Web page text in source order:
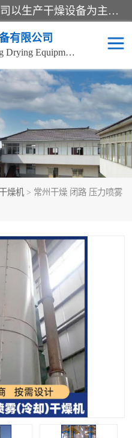
常州市圣祥干燥设备有限公司以生产干燥设备为主导产品，提供：干燥设备、干燥机、混合机、气流干燥机、烘箱、热风循环烘箱、沸腾干燥机、烘干机、喷雾干燥机等产品的生产、制造与销售服务。
有限公司
Changzhou Shengxiang Drying Equipment Co. , Ltd.
燥机 > 常州干燥 闭路 压力喷雾
双锥真空干燥机
滚筒刮板干燥机
闪蒸干燥机
高速混合机
带式干燥机
沸腾干燥机
真空耙式干燥机
喷雾干燥机
盘式干燥机